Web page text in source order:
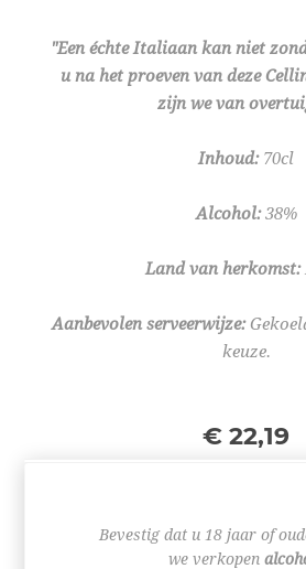
"Een échte Italiaan kan niet
u na het proeven van deze
zijn we van
Inhoud: 70cl
Alcohol:38%
Land van herkomst:
Aanbevolen serveerwijze:
keuze.
€ 22,19
Bevestig dat u 18 jaar of
we verkopen